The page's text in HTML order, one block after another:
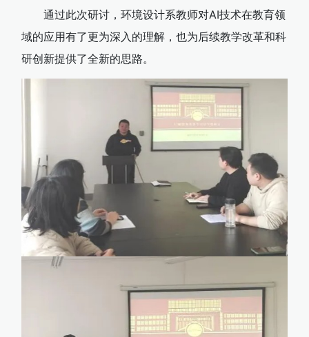
通过此次研讨，环境设计系教师对AI技术在教育领
域的应用有了更为深入的理解，也为后续教学改革和科
研创新提供了全新的思路。